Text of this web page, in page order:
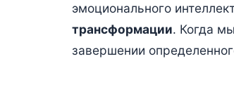
эмоционального
трансформации. Когда
завершении